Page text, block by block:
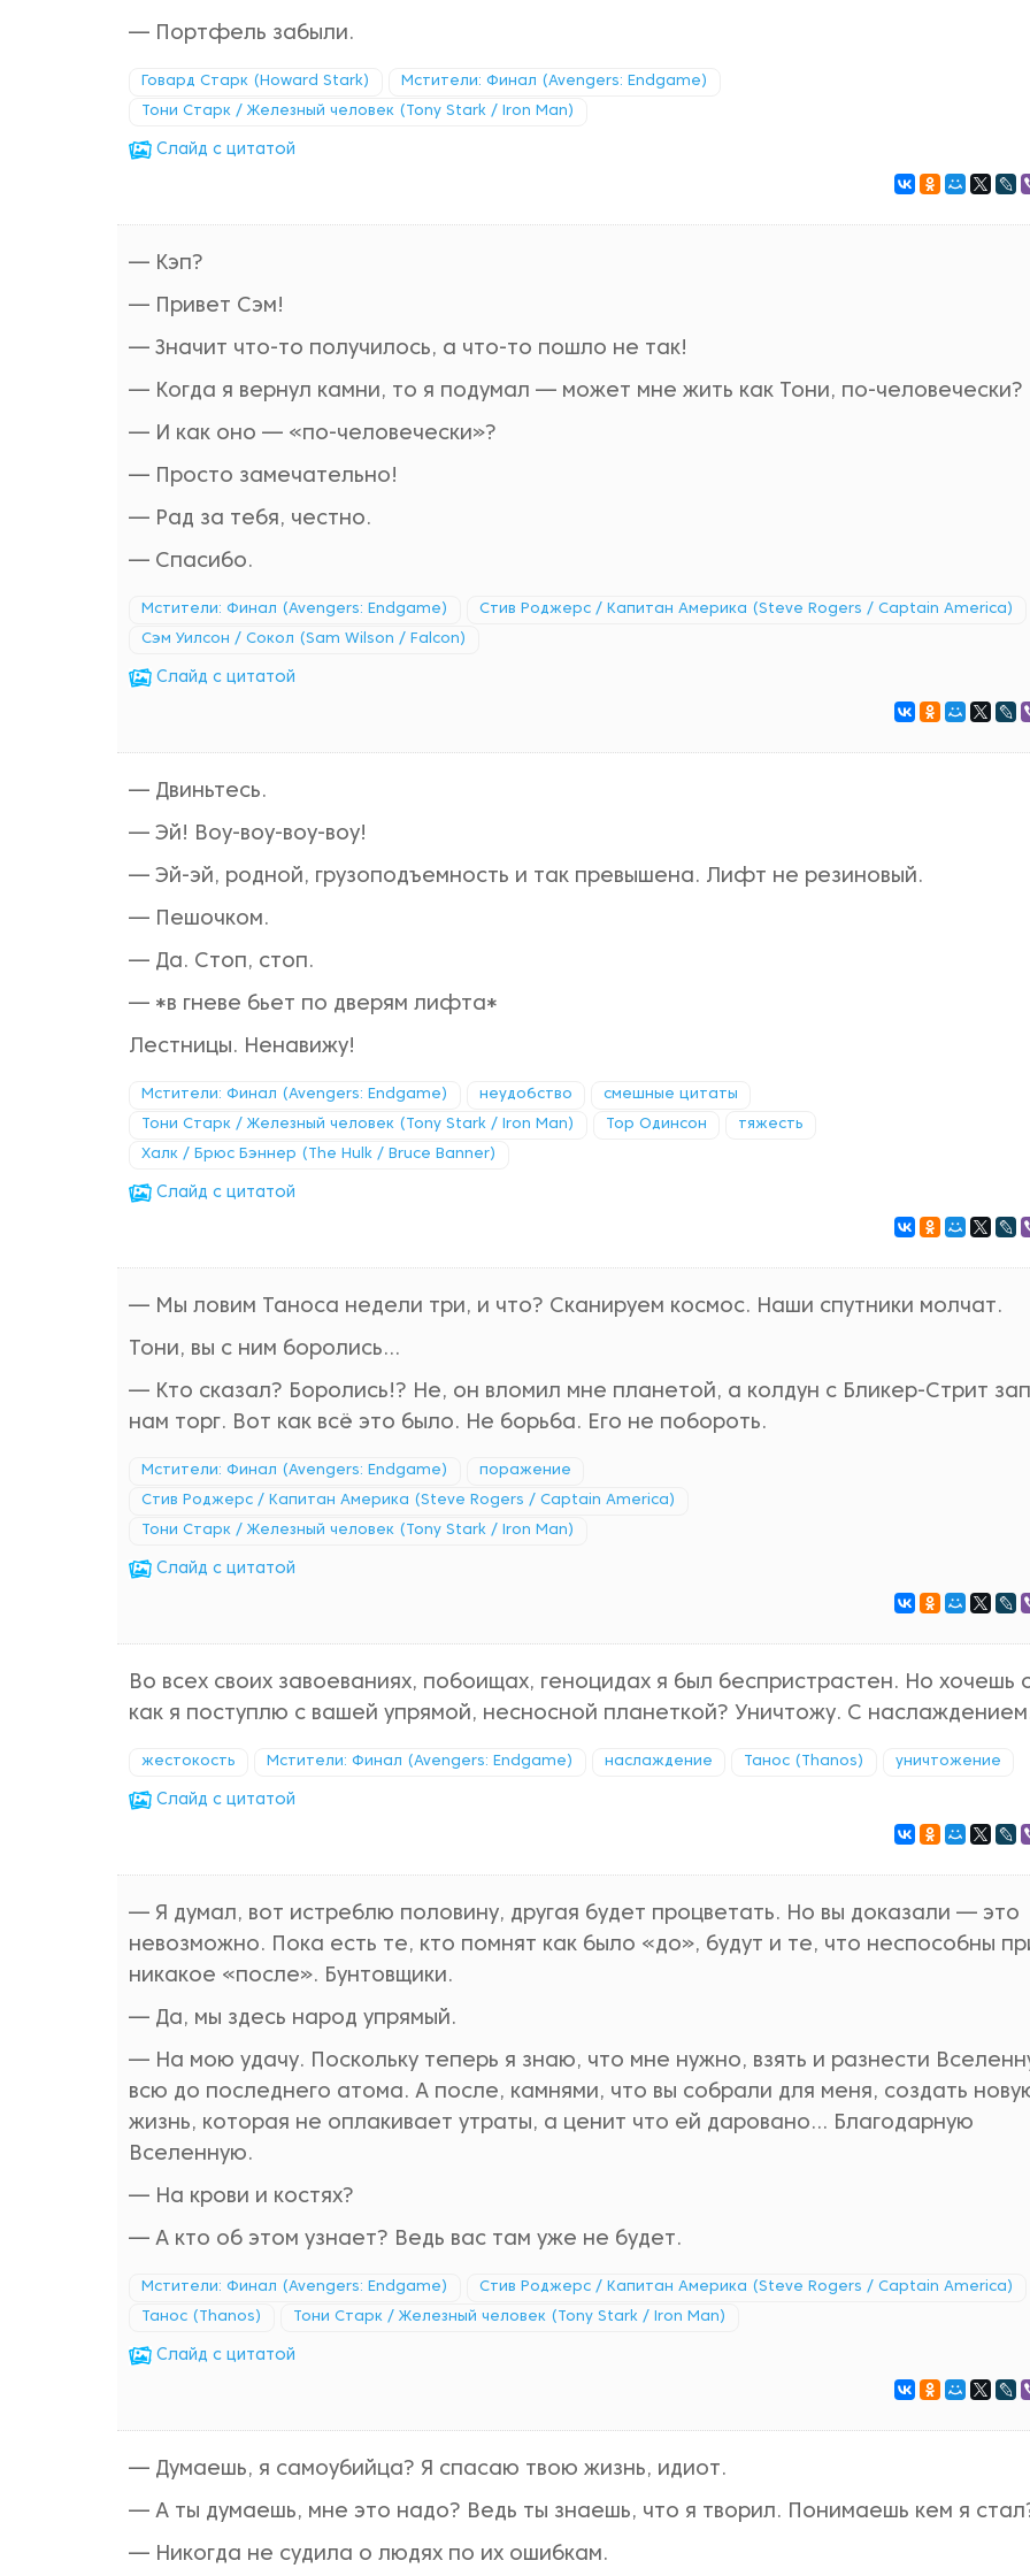
— Портфель забыли.
Говард Старк (Howard Stark) Мстители: Финал (Avengers: Endgame)
Тони Старк / Железный человек (Tony Stark / Iron Man)
Cлайд с цитатой
— Кэп?
— Привет Сэм!
— Значит что-то получилось, а что-то пошло не так!
— Когда я вернул камни, то я подумал — может мне жить как Тони, по-человечески?
— И как оно — «по-человечески»?
— Просто замечательно!
— Рад за тебя, честно.
— Спасибо.
Мстители: Финал (Avengers: Endgame) Стив Роджерс / Капитан Америка (Steve Rogers / Captain America)
Сэм Уилсон / Сокол (Sam Wilson / Falcon)
Cлайд с цитатой
— Двиньтесь.
— Эй! Воу-воу-воу-воу!
— Эй-эй, родной, грузоподъемность и так превышена. Лифт не резиновый.
— Пешочком.
— Да. Стоп, стоп.
— *в гневе бьет по дверям лифта*
Лестницы. Ненавижу!
Мстители: Финал (Avengers: Endgame) неудобство смешные цитаты
Тони Старк / Железный человек (Tony Stark / Iron Man) Тор Одинсон тяжесть
Халк / Брюс Бэннер (The Hulk / Bruce Banner)
Cлайд с цитатой
— Мы ловим Таноса недели три, и что? Сканируем космос. Наши спутники молчат.
Тони, вы с ним боролись...
— Кто сказал? Боролись!? Не, он вломил мне планетой, а колдун с Бликер-Стрит
нам торг. Вот как всё это было. Не борьба. Его не побороть.
Мстители: Финал (Avengers: Endgame) поражение
Стив Роджерс / Капитан Америка (Steve Rogers / Captain America)
Тони Старк / Железный человек (Tony Stark / Iron Man)
Cлайд с цитатой
Во всех своих завоеваниях, побоищах, геноцидах я был беспристрастен. Но хочешь
как я поступлю с вашей упрямой, несносной планеткой? Уничтожу. С
жестокость Мстители: Финал (Avengers: Endgame) наслаждение Танос (Thanos) уничтожение
Cлайд с цитатой
— Я думал, вот истреблю половину, другая будет процветать. Но вы доказали — это
невозможно. Пока есть те, кто помнят как было «до», будут и те, что неспособны
никакое «после». Бунтовщики.
— Да, мы здесь народ упрямый.
— На мою удачу. Поскольку теперь я знаю, что мне нужно, взять и разнести
всю до последнего атома. А после, камнями, что вы собрали для меня, создать
жизнь, которая не оплакивает утраты, а ценит что ей даровано... Благодарную
Вселенную.
— На крови и костях?
— А кто об этом узнает? Ведь вас там уже не будет.
Мстители: Финал (Avengers: Endgame) Стив Роджерс / Капитан Америка (Steve Rogers / Captain America)
Танос (Thanos) Тони Старк / Железный человек (Tony Stark / Iron Man)
Cлайд с цитатой
— Думаешь, я самоубийца? Я спасаю твою жизнь, идиот.
— А ты думаешь, мне это надо? Ведь ты знаешь, что я творил. Понимаешь кем я
— Никогда не судила о людях по их ошибкам.